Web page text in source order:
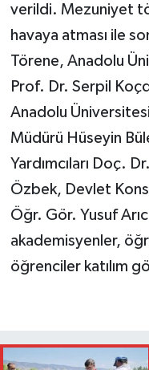
verildi. Mezuniyet
havaya atması ile
Törene, Anadolu
Prof. Dr. Serpil
Anadolu
Müdürü Hüseyin
Yardımcıları Doç.
Özbek, Devlet
Öğr. Gör. Yusuf
akademisyenler,
öğrenciler katılım